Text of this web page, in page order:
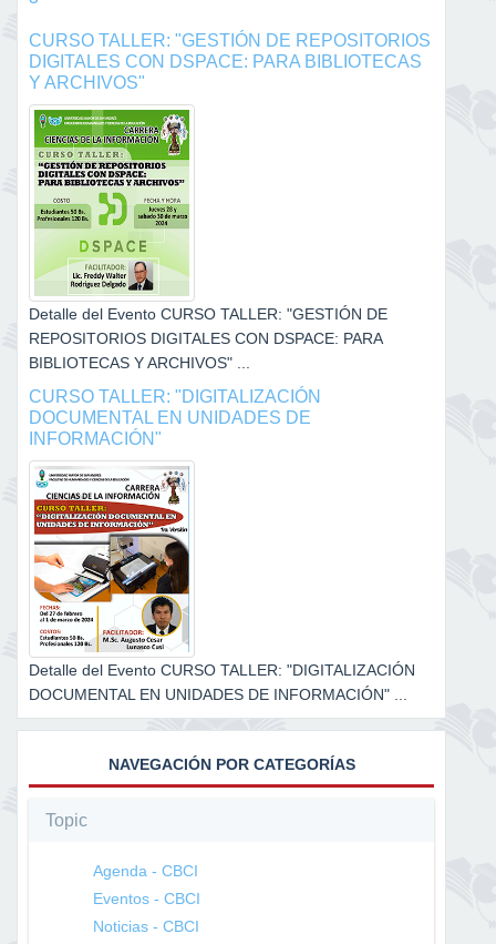
CURSO TALLER: "GESTIÓN DE REPOSITORIOS
DIGITALES CON DSPACE: PARA BIBLIOTECAS
Y ARCHIVOS"
Detalle del Evento CURSO TALLER: "GESTIÓN DE
REPOSITORIOS DIGITALES CON DSPACE: PARA
BIBLIOTECAS Y ARCHIVOS" ...
CURSO TALLER: "DIGITALIZACIÓN
DOCUMENTAL EN UNIDADES DE
INFORMACIÓN"
Detalle del Evento CURSO TALLER: "DIGITALIZACIÓN
DOCUMENTAL EN UNIDADES DE INFORMACIÓN" ...
NAVEGACIÓN POR CATEGORÍAS
Topic
Agenda - CBCI
Eventos - CBCI
Noticias - CBCI